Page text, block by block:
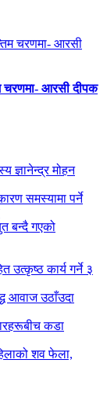
चरणमा- आरसी दीपक
ज्ञानेन्द्र मोहन
समस्यामा पर्ने
बन्दै गएको
उत्कृष्ठ कार्य गर्ने ३
आवाज उठाँउदा
कडा
शव फेला,